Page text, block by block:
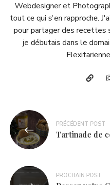
Webdesigner et
tout ce qui s'en rapproche.
pour partager des recettes
je débutais dans le
Navigation
de
l’article
PRÉCÉDENT POST
Tartinade de
PROCHAIN POST